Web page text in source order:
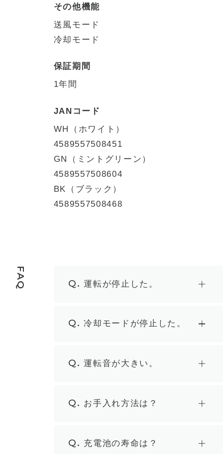
その他機能
送風モード
冷却モード
保証期間
1年間
JANコード
WH（ホワイト）
4589557508451
GN（ミントグリーン）
4589557508604
BK（ブラック）
4589557508468
FAQ Q. 運転が停止した。
Q. 冷却モードが停止した。
Q. 運転音が大きい。
Q. お手入れ方法は？
Q. 充電池の寿命は？